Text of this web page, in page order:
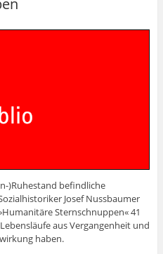
)Ruhestand befindliche
Josef Nussbaumer
Sternschnuppen« 41
aus Vergangenheit und
haben.